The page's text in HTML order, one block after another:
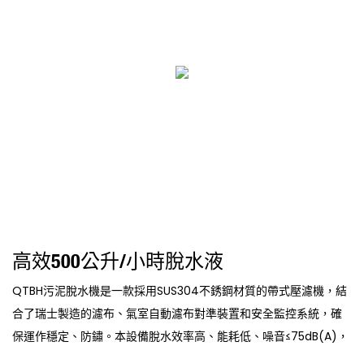
高效500公升/小時脫水液
QTBH污泥脫水機是一款採用SUS304不銹鋼材質的帶式壓濾機，結
合了瑞士製造的濾布、氣室自動濾布對準裝置和安全監控系統，確
保運作穩定、防鏽。本設備脫水效率高、能耗低、噪音≤75dB(A)，